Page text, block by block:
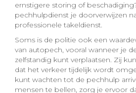
ernstigere storing of
pechhulpdienst je doorverwijzen
professionele takeldienst.
Soms is de politie ook een
van autopech, vooral wanneer je
zelfstandig kunt verplaatsen. Zij
dat het verkeer tijdelijk wordt
kunt wachten tot de pechhulp
mensen te bellen, zorg je ervoor